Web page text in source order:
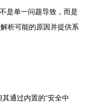
是单一问题导致，而是
析可能的原因并提供系
通过内置的“安全中